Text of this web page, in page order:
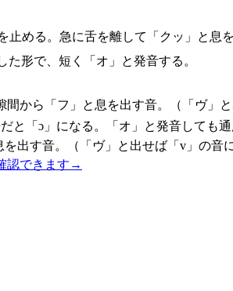
止める。急に舌を離して「クッ」と息
た形で、短く「オ」と発音する。
から「フ」と息を出す音。（「ヴ」
と「ɔ」になる。「オ」と発音しても通
出す音。（「ヴ」と出せば「v」の音に
認できます →